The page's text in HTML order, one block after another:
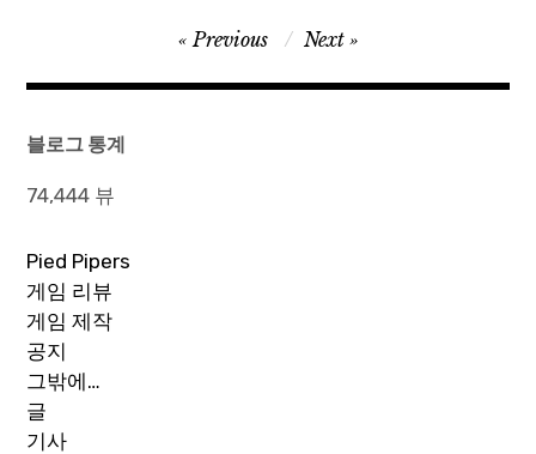
탐
Previous Next
블로그 통계
74,444 뷰
Pied Pipers
게임 리뷰
게임 제작
공지
그밖에…
글
기사